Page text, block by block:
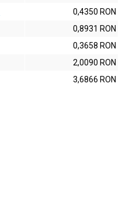
0,4350 RON
0,8931 RON
0,3658 RON
2,0090 RON
3,6866 RON